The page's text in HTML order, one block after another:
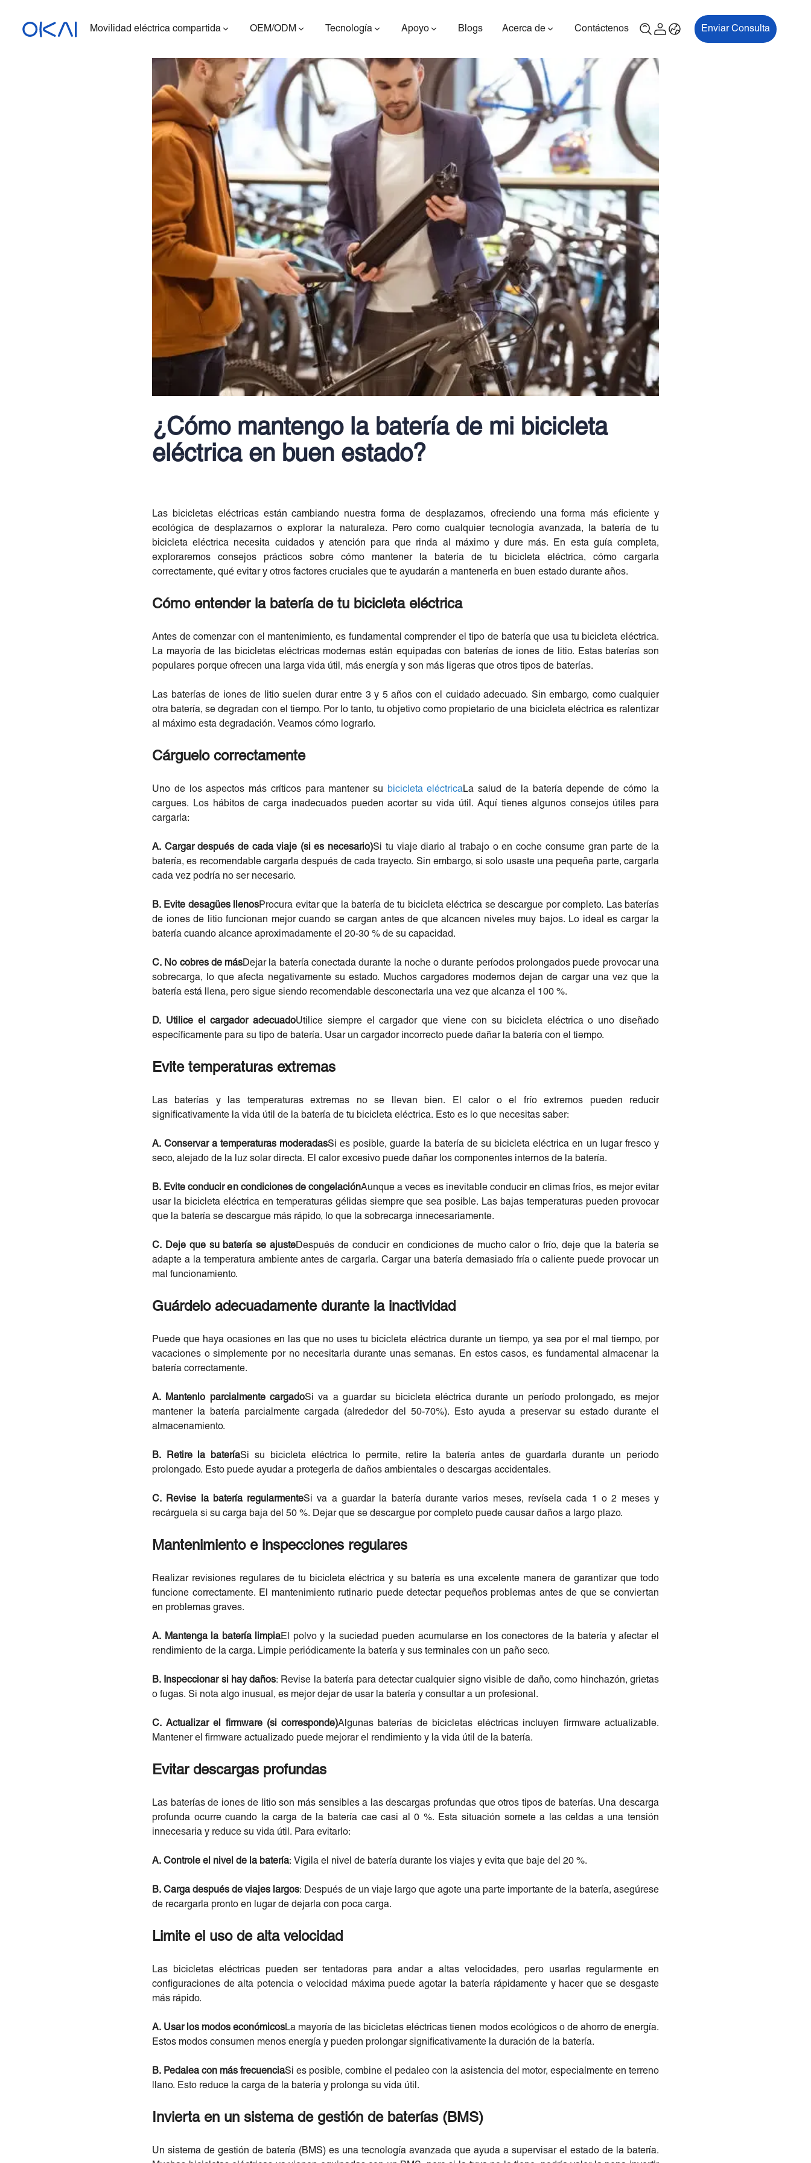
Movilidad eléctrica compartida OEM/ODM Tecnología Apoyo Blogs Acerca de Contáctenos
ES400A ES400AV2 ES410 ES600P ES700
Enviar Consulta
¿Cómo mantengo la batería de mi bicicleta
eléctrica en buen estado?
Las bicicletas eléctricas están cambiando nuestra forma de desplazarnos, ofreciendo una forma más eficiente y
ecológica de desplazarnos o explorar la naturaleza. Pero como cualquier tecnología avanzada, la batería de tu
bicicleta eléctrica necesita cuidados y atención para que rinda al máximo y dure más. En esta guía completa,
exploraremos consejos prácticos sobre cómo mantener la batería de tu bicicleta eléctrica, cómo cargarla
correctamente, qué evitar y otros factores cruciales que te ayudarán a mantenerla en buen estado durante años.
Cómo entender la batería de tu bicicleta eléctrica
Antes de comenzar con el mantenimiento, es fundamental comprender el tipo de batería que usa tu bicicleta eléctrica.
La mayoría de las bicicletas eléctricas modernas están equipadas con baterías de iones de litio. Estas baterías son
populares porque ofrecen una larga vida útil, más energía y son más ligeras que otros tipos de baterías.
Las baterías de iones de litio suelen durar entre 3 y 5 años con el cuidado adecuado. Sin embargo, como cualquier
otra batería, se degradan con el tiempo. Por lo tanto, tu objetivo como propietario de una bicicleta eléctrica es ralentizar
al máximo esta degradación. Veamos cómo lograrlo.
Cárguelo correctamente
Uno de los aspectos más críticos para mantener su bicicleta eléctricaLa salud de la batería depende de cómo la
cargues. Los hábitos de carga inadecuados pueden acortar su vida útil. Aquí tienes algunos consejos útiles para
cargarla:
A. Cargar después de cada viaje (si es necesario)Si tu viaje diario al trabajo o en coche consume gran parte de la
batería, es recomendable cargarla después de cada trayecto. Sin embargo, si solo usaste una pequeña parte, cargarla
cada vez podría no ser necesario.
B. Evite desagües llenos Procura evitar que la batería de tu bicicleta eléctrica se descargue por completo. Las baterías
de iones de litio funcionan mejor cuando se cargan antes de que alcancen niveles muy bajos. Lo ideal es cargar la
batería cuando alcance aproximadamente el 20-30 % de su capacidad.
C. No cobres de másDejar la batería conectada durante la noche o durante períodos prolongados puede provocar una
sobrecarga, lo que afecta negativamente su estado. Muchos cargadores modernos dejan de cargar una vez que la
batería está llena, pero sigue siendo recomendable desconectarla una vez que alcanza el 100 %.
D. Utilice el cargador adecuadoUtilice siempre el cargador que viene con su bicicleta eléctrica o uno diseñado
específicamente para su tipo de batería. Usar un cargador incorrecto puede dañar la batería con el tiempo.
Evite temperaturas extremas
Las baterías y las temperaturas extremas no se llevan bien. El calor o el frío extremos pueden reducir
significativamente la vida útil de la batería de tu bicicleta eléctrica. Esto es lo que necesitas saber:
A. Conservar a temperaturas moderadasSi es posible, guarde la batería de su bicicleta eléctrica en un lugar fresco y
seco, alejado de la luz solar directa. El calor excesivo puede dañar los componentes internos de la batería.
B. Evite conducir en condiciones de congelaciónAunque a veces es inevitable conducir en climas fríos, es mejor evitar
usar la bicicleta eléctrica en temperaturas gélidas siempre que sea posible. Las bajas temperaturas pueden provocar
que la batería se descargue más rápido, lo que la sobrecarga innecesariamente.
C. Deje que su batería se ajusteDespués de conducir en condiciones de mucho calor o frío, deje que la batería se
adapte a la temperatura ambiente antes de cargarla. Cargar una batería demasiado fría o caliente puede provocar un
mal funcionamiento.
Guárdelo adecuadamente durante la inactividad
Puede que haya ocasiones en las que no uses tu bicicleta eléctrica durante un tiempo, ya sea por el mal tiempo, por
vacaciones o simplemente por no necesitarla durante unas semanas. En estos casos, es fundamental almacenar la
batería correctamente.
A. Mantenlo parcialmente cargadoSi va a guardar su bicicleta eléctrica durante un período prolongado, es mejor
mantener la batería parcialmente cargada (alrededor del 50-70%). Esto ayuda a preservar su estado durante el
almacenamiento.
B. Retire la bateríaSi su bicicleta eléctrica lo permite, retire la batería antes de guardarla durante un periodo
prolongado. Esto puede ayudar a protegerla de daños ambientales o descargas accidentales.
C. Revise la batería regularmenteSi va a guardar la batería durante varios meses, revísela cada 1 o 2 meses y
recárguela si su carga baja del 50 %. Dejar que se descargue por completo puede causar daños a largo plazo.
Mantenimiento e inspecciones regulares
Realizar revisiones regulares de tu bicicleta eléctrica y su batería es una excelente manera de garantizar que todo
funcione correctamente. El mantenimiento rutinario puede detectar pequeños problemas antes de que se conviertan
en problemas graves.
A. Mantenga la batería limpiaEl polvo y la suciedad pueden acumularse en los conectores de la batería y afectar el
rendimiento de la carga. Limpie periódicamente la batería y sus terminales con un paño seco.
B. Inspeccionar si hay daños: Revise la batería para detectar cualquier signo visible de daño, como hinchazón, grietas
o fugas. Si nota algo inusual, es mejor dejar de usar la batería y consultar a un profesional.
C. Actualizar el firmware (si corresponde)Algunas baterías de bicicletas eléctricas incluyen firmware actualizable.
Mantener el firmware actualizado puede mejorar el rendimiento y la vida útil de la batería.
Evitar descargas profundas
Las baterías de iones de litio son más sensibles a las descargas profundas que otros tipos de baterías. Una descarga
profunda ocurre cuando la carga de la batería cae casi al 0 %. Esta situación somete a las celdas a una tensión
innecesaria y reduce su vida útil. Para evitarlo:
A. Controle el nivel de la batería: Vigila el nivel de batería durante los viajes y evita que baje del 20 %.
B. Carga después de viajes largos: Después de un viaje largo que agote una parte importante de la batería, asegúrese
de recargarla pronto en lugar de dejarla con poca carga.
Limite el uso de alta velocidad
Las bicicletas eléctricas pueden ser tentadoras para andar a altas velocidades, pero usarlas regularmente en
configuraciones de alta potencia o velocidad máxima puede agotar la batería rápidamente y hacer que se desgaste
más rápido.
A. Usar los modos económicosLa mayoría de las bicicletas eléctricas tienen modos ecológicos o de ahorro de energía.
Estos modos consumen menos energía y pueden prolongar significativamente la duración de la batería.
B. Pedalea con más frecuenciaSi es posible, combine el pedaleo con la asistencia del motor, especialmente en terreno
llano. Esto reduce la carga de la batería y prolonga su vida útil.
Invierta en un sistema de gestión de baterías (BMS)
Un sistema de gestión de batería (BMS) es una tecnología avanzada que ayuda a supervisar el estado de la batería.